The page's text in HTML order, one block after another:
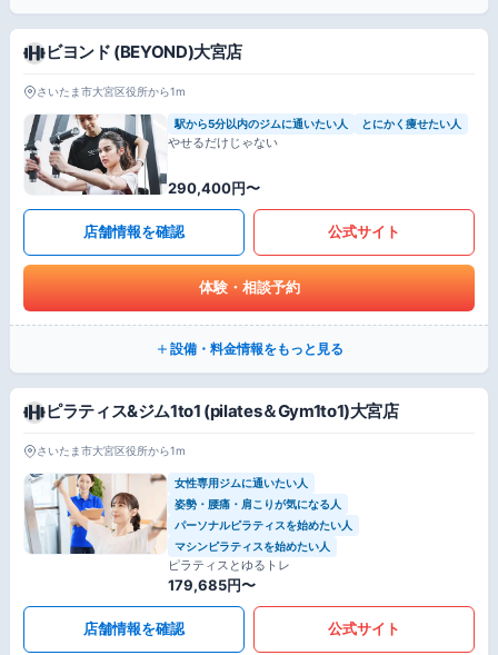
ビヨンド (BEYOND)大宮店
さいたま市大宮区役所から1m
駅から5分以内のジムに通いたい人 とにかく痩せたい人
やせるだけじゃない
290,400円〜
店舗情報を確認 公式サイト
体験・相談予約
設備・料金情報をもっと見る
ピラティス&ジム1to1 (pilates＆Gym1to1)大宮店
さいたま市大宮区役所から1m
女性専用ジムに通いたい人
姿勢・腰痛・肩こりが気になる人
パーソナルピラティスを始めたい人
マシンピラティスを始めたい人
ピラティスとゆるトレ
179,685円〜
店舗情報を確認 公式サイト